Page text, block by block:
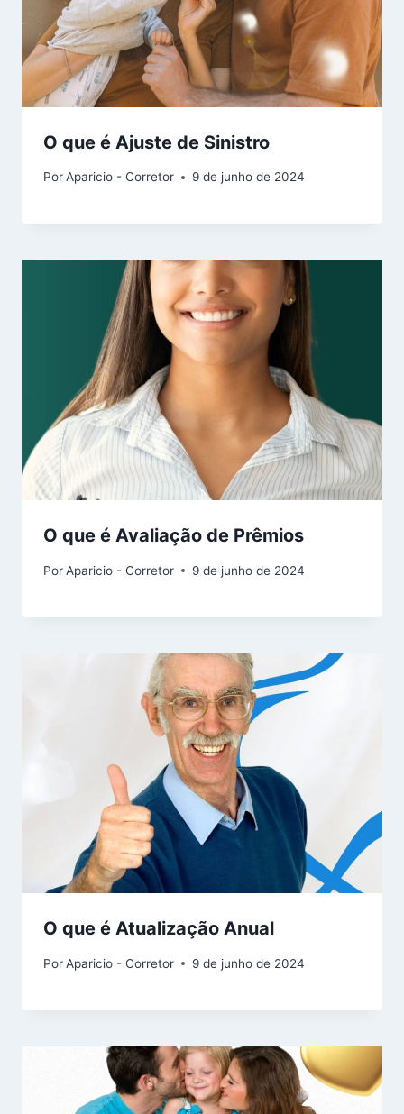
O que é Ajuste de Sinistro
PorAparicio - Corretor 9 de junho de 2024
O que é Avaliação de Prêmios
PorAparicio - Corretor 9 de junho de 2024
O que é Atualização Anual
PorAparicio - Corretor 9 de junho de 2024